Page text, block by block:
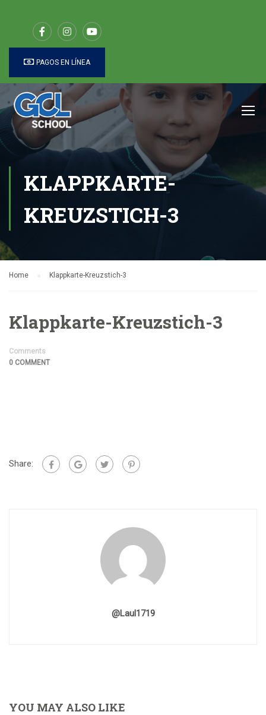
PAGOS EN LÍNEA
KLAPPKARTE-
KREUZSTICH-3
Home Klappkarte-Kreuzstich-3
Klappkarte-Kreuzstich-3
Comments
0 COMMENT
Share:
@laul1719
YOU MAY ALSO LIKE